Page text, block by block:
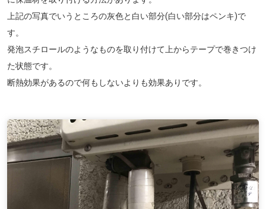
上記の写真でいうところの灰色と白い部分(白い部分はペンキ)で
す。
発泡スチロールのようなものを取り付けて上からテープで巻きつけ
た状態です。
断熱効果があるので何もしないよりも効果ありです。